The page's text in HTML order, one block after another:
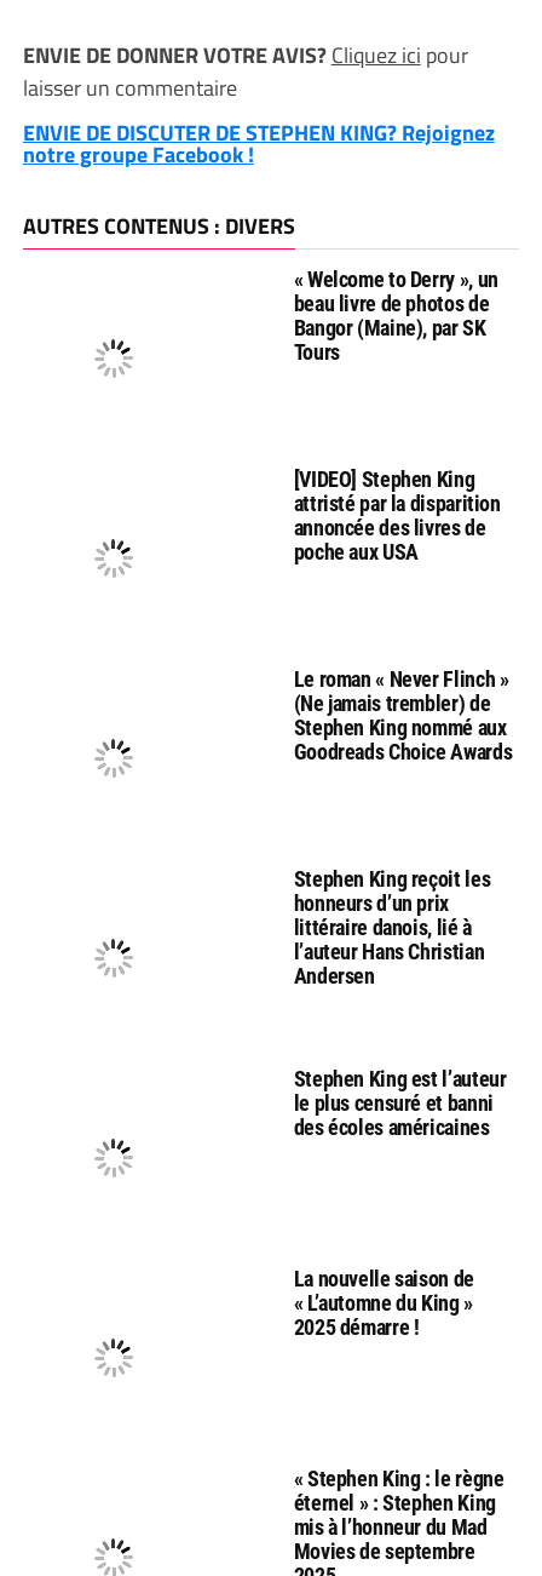
ENVIE DE DONNER VOTRE AVIS?Cliquez ici pour
laisser un commentaire
ENVIE DE DISCUTER DE STEPHEN KING? Rejoignez
notre groupe Facebook !
AUTRES CONTENUS : DIVERS
« Welcome to Derry », un
beau livre de photos de
Bangor (Maine), par SK
Tours
[VIDEO] Stephen King
attristé par la disparition
annoncée des livres de
poche aux USA
Le roman « Never Flinch »
(Ne jamais trembler) de
Stephen King nommé aux
Goodreads Choice Awards
Stephen King reçoit les
honneurs d’un prix
littéraire danois, lié à
l’auteur Hans Christian
Andersen
Stephen King est l’auteur
le plus censuré et banni
des écoles américaines
La nouvelle saison de
« L’automne du King »
2025 démarre !
« Stephen King : le règne
éternel » : Stephen King
mis à l’honneur du Mad
Movies de septembre